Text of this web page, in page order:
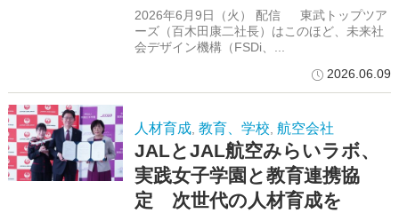
2026年6月9日（火） 配信 東武トップツア
ーズ（百木田康二社長）はこのほど、未来社
会デザイン機構（FSDi、...
2026.06.09
人材育成, 教育、学校, 航空会社
JALとJAL航空みらいラボ、
実践女子学園と教育連携協
定 次世代の人材育成を